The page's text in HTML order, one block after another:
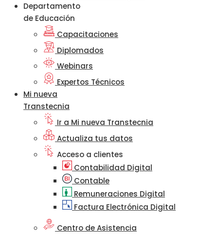
Departamento
de Educación
Capacitaciones
Diplomados
Webinars
Expertos Técnicos
Mi nueva
Transtecnia
Ir a Mi nueva Transtecnia
Actualiza tus datos
Acceso a clientes
Contabilidad Digital
Contable
Remuneraciones Digital
Factura Electrónica Digital
Centro de Asistencia